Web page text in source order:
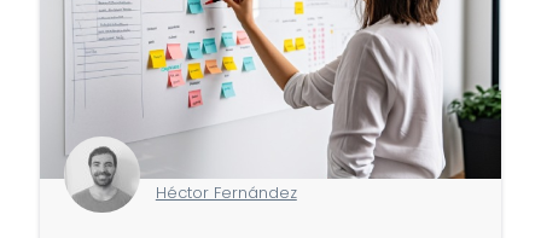
Héctor Fernández